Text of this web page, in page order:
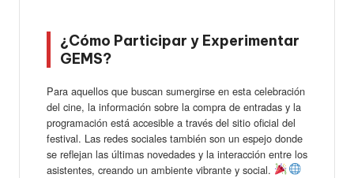
¿Cómo Participar y Experimentar
GEMS?
Para aquellos que buscan sumergirse en esta celebración
del cine, la información sobre la compra de entradas y la
programación está accesible a través del sitio oficial del
festival. Las redes sociales también son un espejo donde
se reflejan las últimas novedades y la interacción entre los
asistentes, creando un ambiente vibrante y social.